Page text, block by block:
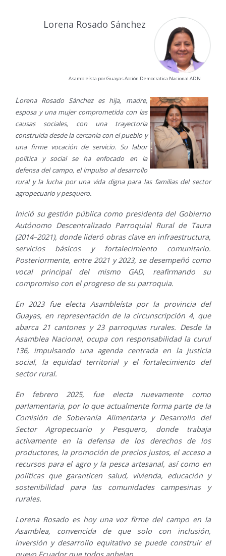
Lorena Rosado Sánchez
Asambleísta por Guayas Acción Democratica Nacional ADN
Lorena Rosado Sánchez es hija, madre,
esposa y una mujer comprometida con las
causas sociales, con una trayectoria
construida desde la cercanía con el pueblo y
una firme vocación de servicio. Su labor
política y social se ha enfocado en la
defensa del campo, el impulso al desarrollo
rural y la lucha por una vida digna para las familias del sector
agropecuario y pesquero.
Inició su gestión pública como presidenta del Gobierno
Autónomo Descentralizado Parroquial Rural de Taura
(2014–2021), donde lideró obras clave en infraestructura,
servicios básicos y fortalecimiento comunitario.
Posteriormente, entre 2021 y 2023, se desempeñó como
vocal principal del mismo GAD, reafirmando su
compromiso con el progreso de su parroquia.
En 2023 fue electa Asambleísta por la provincia del
Guayas, en representación de la circunscripción 4, que
abarca 21 cantones y 23 parroquias rurales. Desde la
Asamblea Nacional, ocupa con responsabilidad la curul
136, impulsando una agenda centrada en la justicia
social, la equidad territorial y el fortalecimiento del
sector rural.
En febrero 2025, fue electa nuevamente como
parlamentaria, por lo que actualmente forma parte de la
Comisión de Soberanía Alimentaria y Desarrollo del
Sector Agropecuario y Pesquero, donde trabaja
activamente en la defensa de los derechos de los
productores, la promoción de precios justos, el acceso a
recursos para el agro y la pesca artesanal, así como en
políticas que garanticen salud, vivienda, educación y
sostenibilidad para las comunidades campesinas y
rurales.
Lorena Rosado es hoy una voz firme del campo en la
Asamblea, convencida de que solo con inclusión,
inversión y desarrollo equitativo se puede construir el